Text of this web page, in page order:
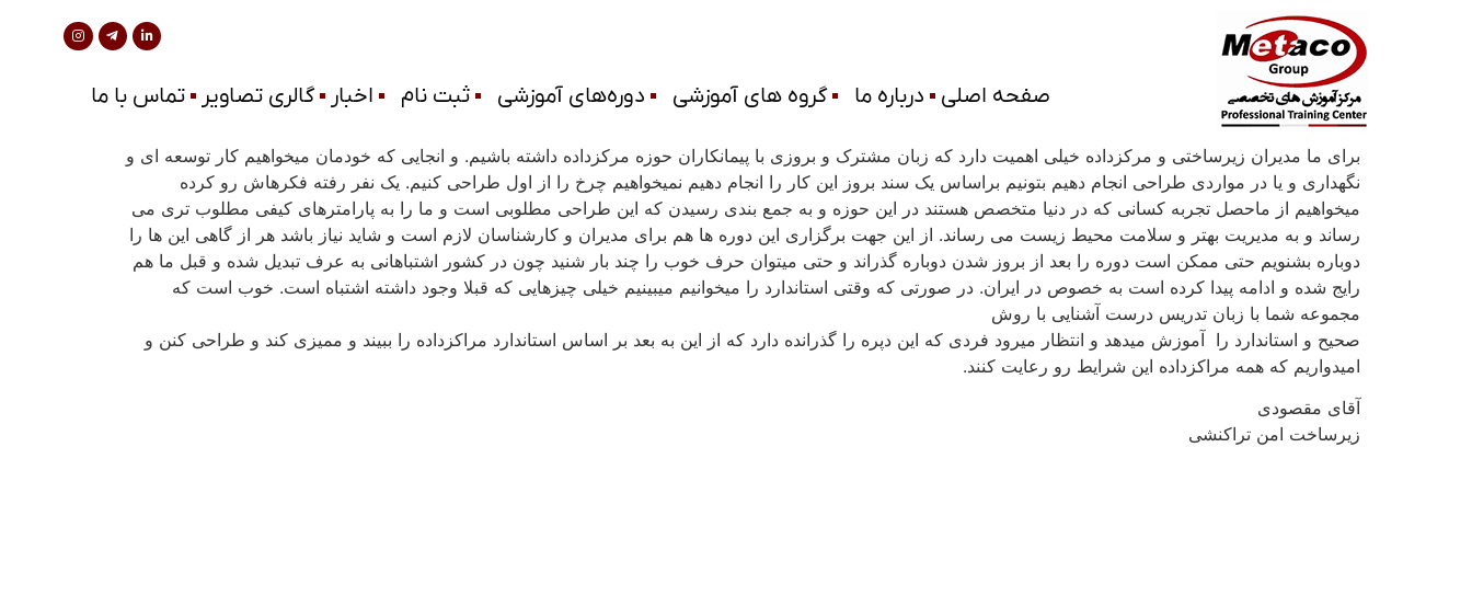
صفحه اصلی درباره ما گروه های آموزشی دوره‌های آموزشی ثبت نام اخبار گالری تصاویر تماس با ما
برای ما مدیران زیرساختی و مرکزداده خیلی اهمیت دارد که زبان مشترک و بروزی با پیمانکاران حوزه مرکزداده داشته باشیم. و انجایی که خودمان می­خواهیم کار توسعه ای و
نگهداری و یا در مواردی طراحی انجام دهیم بتونیم براساس یک سند بروز این کار را انجام دهیم نمی­خواهیم چرخ را از اول طراحی کنیم. یک نفر رفته فکرهاش رو کرده
میخواهیم از ماحصل تجربه کسانی که در دنیا متخصص هستند در این حوزه و به جمع بندی رسیدن که این طراحی مطلوبی است و ما را به پارامترهای کیفی مطلوب تری می
رساند و به مدیریت بهتر و سلامت محیط زیست می رساند. از این جهت برگزاری این دوره ها هم برای مدیران و کارشناسان لازم است و شاید نیاز باشد هر از گاهی این ها را
دوباره بشنویم حتی ممکن است دوره را بعد از بروز شدن دوباره گذراند و حتی میتوان حرف خوب را چند بار شنید چون در کشور اشتباهانی به عرف تبدیل شده و قبل ما هم
رایج شده و ادامه پیدا کرده است به خصوص در ایران. در صورتی که وقتی استاندارد را میخوانیم میبینیم خیلی چیزهایی که قبلا وجود داشته اشتباه است. خوب است که
مجموعه شما با زبان تدریس درست آشنایی با روش
صحیح و استاندارد را آموزش میدهد و انتظار میرود فردی که این دپره را گذرانده دارد که از این به بعد بر اساس استاندارد مراکزداده را ببیند و ممیزی کند و طراحی کنن و
امیدواریم که همه مراکزداده این شرایط رو رعایت کنند.
آقای مقصودی
زیرساخت امن تراکنشی